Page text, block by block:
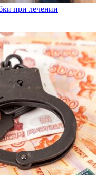
при лечении